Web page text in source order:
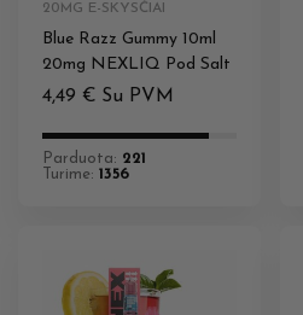
20MG E-SKYSČIAI
Blue Razz Gummy 10ml
20mg NEXLIQ Pod Salt
4,49 € Su PVM
Parduota: 221
Turime: 1356